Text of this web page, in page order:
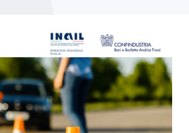
mortali su strada in